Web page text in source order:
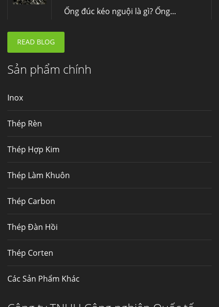
máy...
nhất, Mua Inconel 625 tại Việt Nam
Hợp kim N06625 là hợp kim chịu
READ BLOG
Sản phẩm chính
Inox
Thép Rèn
Thép Hợp Kim
Thép Làm Khuôn
Thép Carbon
Thép Đàn Hồi
Thép Corten
Các Sản Phẩm Khác